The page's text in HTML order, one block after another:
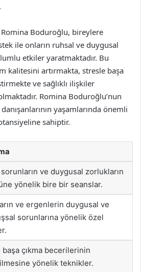
Boduroğlu, bireylere
ile onların ruhsal ve duygusal
etkiler yaratmaktadır. Bu
kalitesini artırmakta, stresle başa
ve sağlıklı ilişkiler
Romina Boduroğlu’nun
yaşamlarında önemli
sahiptir.
ve duygusal zorlukların
yönelik bire bir seanslar.
ve ergenlerin duygusal ve
sorunlarına yönelik özel
çıkma becerilerinin
yönelik teknikler.